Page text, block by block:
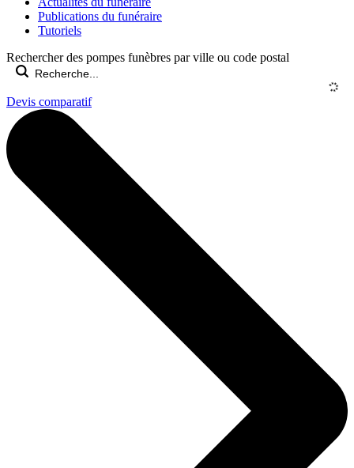
Publications du funéraire
Tutoriels
Rechercher des pompes funèbres par ville ou code postal
Devis comparatif